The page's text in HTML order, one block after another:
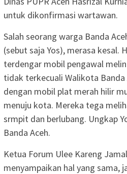
untuk dikonfirmasi wartawan.
Salah seorang warga Banda
(sebut saja Yos), merasa kesal.
terdengar mobil pengawal
tidak terkecuali Walikota Banda
dengan mobil plat merah hilir
menuju kota. Mereka tega
srmpit dan berlubang. Ungkap
Banda Aceh.
Ketua Forum Ulee Kareng
menyampaikan hal yang sama,